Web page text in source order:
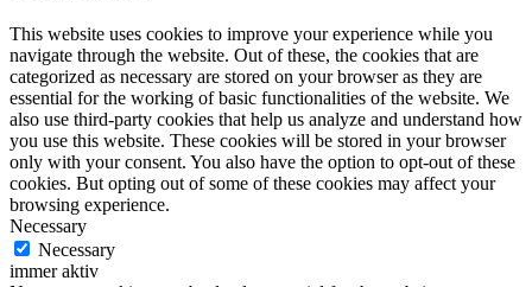
This website uses cookies to improve your experience while you
navigate through the website. Out of these, the cookies that are
categorized as necessary are stored on your browser as they are
essential for the working of basic functionalities of the website. We
also use third-party cookies that help us analyze and understand how
you use this website. These cookies will be stored in your browser
only with your consent. You also have the option to opt-out of these
cookies. But opting out of some of these cookies may affect your
browsing experience.
Necessary
Necessary
immer aktiv